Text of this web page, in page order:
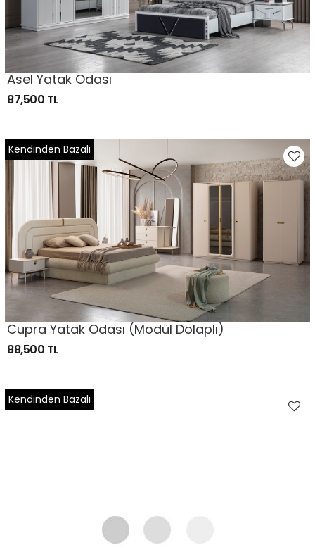
Asel Yatak Odası
87,500 TL
Kendinden Bazalı
Cupra Yatak Odası (Modül Dolaplı)
88,500 TL
Kendinden Bazalı